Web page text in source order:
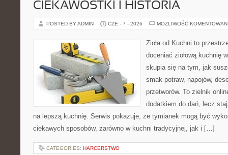
CIEKAWOSTKI I HISTORIA
POSTED BY ADMIN CZE - 7 - 2026 MOŻLIWOŚĆ
Zioła od Kuchni to
doceniać ziołową kuchnię
skupia się na tym, jak
smak potraw, napojów,
przetworów. To zielnik
dodatkiem do dań, lecz
na lepszą kuchnię. Serwis pokazuje, że tymianek mogą być
ciekawych sposobów, zarówno w kuchni tradycyjnej, jak i […]
CATEGORIES: HARCERSTWO